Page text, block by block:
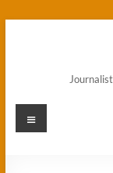
Menü